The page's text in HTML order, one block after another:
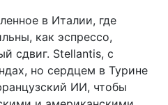
в Италии, где
как эспрессо,
сдвиг. Stellantis, с
но сердцем в Турине
ИИ, чтобы